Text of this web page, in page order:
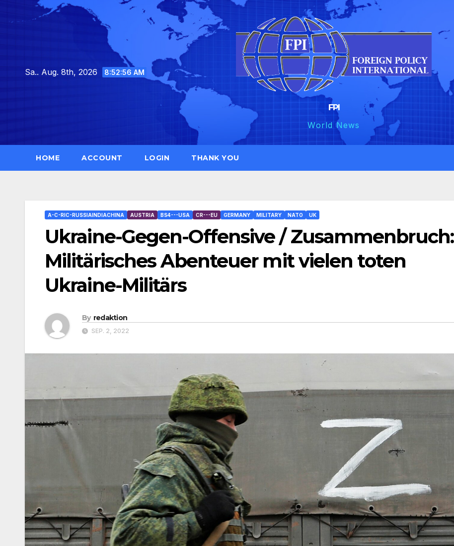
Sa.. Aug. 8th, 2026 8:52:58 AM
FPI
World News
HOME ACCOUNT LOGIN THANK YOU
A-C-RIC-RUSSIAINDIACHINA AUSTRIA BS4---USA CR---EU GERMANY MILITARY NATO UK
Ukraine-Gegen-Offensive / Zusammenbruch:
Militärisches Abenteuer mit vielen toten
Ukraine-Militärs
By redaktion
SEP. 2, 2022